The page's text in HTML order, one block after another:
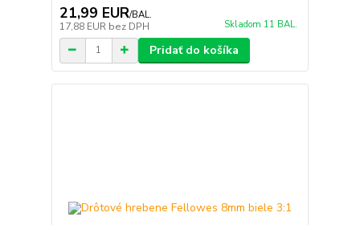
21,99 EUR/BAL.
17,88 EUR bez DPH Skladom 11 BAL.
Pridať do košíka